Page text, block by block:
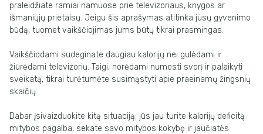
praleidžiate ramiai namuose prie televizoriaus, knygos ar
išmaniųjų prietaisų. Jeigu šis aprašymas atitinka jūsų gyvenimo
būdą, tuomet vaikščiojimas jums būtų tikrai prasmingas.
Vaikščiodami sudeginate daugiau kalorijų nei gulėdami ir
žiūrėdami televizorių. Taigi, norėdami numesti svorį ir palaikyti
sveikatą, tikrai turėtumėte susimąstyti apie praeinamų žingsnių
skaičių.
Dabar įsivaizduokite kitą situaciją: jūs jau turite kalorijų deficitą
mitybos pagalba, sekate savo mitybos kokybę ir jaučiatės